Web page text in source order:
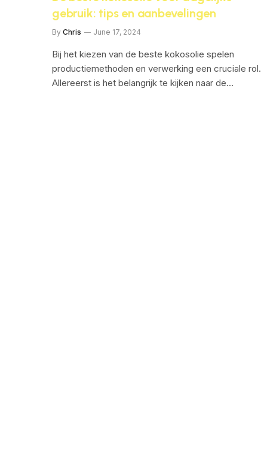
gebruik: tips en aanbevelingen
By Chris June 17, 2024
Bij het kiezen van de beste kokosolie spelen
productiemethoden en verwerking een cruciale rol.
Allereerst is het belangrijk te kijken naar de…